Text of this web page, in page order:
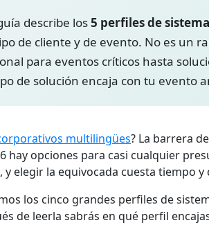
describe los5 perfiles de
de cliente y de evento. No es un
para eventos críticos hasta
de solución encaja con tu evento
multilingües? La barrera
hay opciones para casi cualquier
elegir la equivocada cuesta tiempo y
los cinco grandes perfiles de
de leerla sabrás en qué perfil